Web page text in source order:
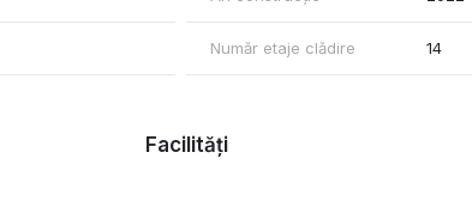
Număr etaje clădire 14
Facilități